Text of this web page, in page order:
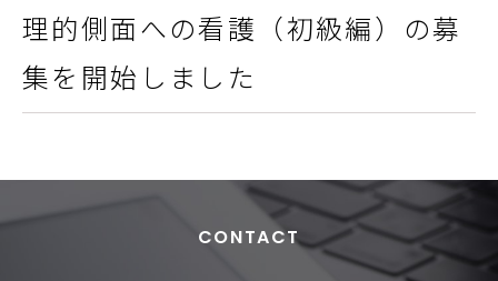
理的側面への看護（初級編）の募
集を開始しました
CONTACT